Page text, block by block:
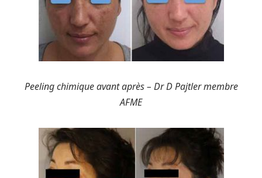
Peeling chimique avant après – Dr D Pajtler membre
AFME